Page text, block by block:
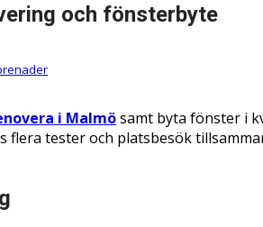
och fönsterbyte
i Malmösamt byta fönster i
tester och platsbesök